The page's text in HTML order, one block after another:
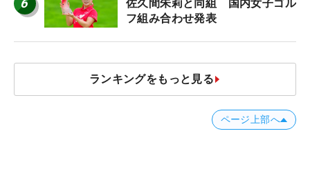
6
佐久間朱莉と同組 国内女子ゴル
フ組み合わせ発表
ランキングをもっと見る
ページ上部へ